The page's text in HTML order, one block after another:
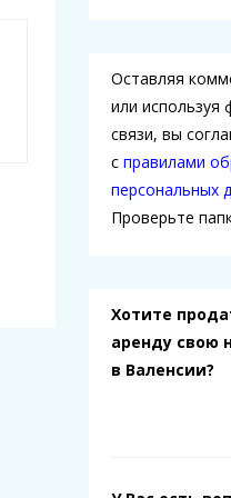
Оставляя
или используя
связи, вы
с правилами
персональных
Проверьте
Хотите
аренду свою
в Валенсии?